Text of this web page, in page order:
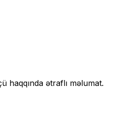
haqqında ətraflı məlumat.